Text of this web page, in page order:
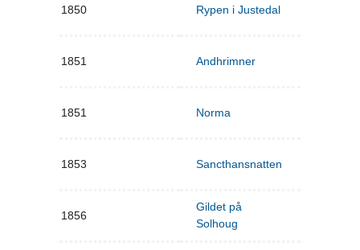
1850 Rypen i Justedal
1851 Andhrimner
1851 Norma
1853 Sancthansnatten
1856
Gildet på
Solhoug